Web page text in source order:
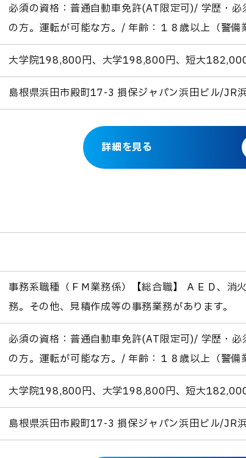
必須の資格：普通自動車免許(AT限定可)/ 学歴・
の方。運転が可能な方。/ 年齢：１８歳以上（警
大学院198,800円、大学198,800円、短大
島根県浜田市殿町17-3 損保ジャパン浜田ビル/JR
詳細を見る
事務系職種（ＦＭ業務係）【総合職】 ＡＥＤ、消
務。その他、見積作成等の事務業務があります。
必須の資格：普通自動車免許(AT限定可)/ 学歴・
の方。運転が可能な方。/ 年齢：１８歳以上（警
大学院198,800円、大学198,800円、短大
島根県浜田市殿町17-3 損保ジャパン浜田ビル/JR